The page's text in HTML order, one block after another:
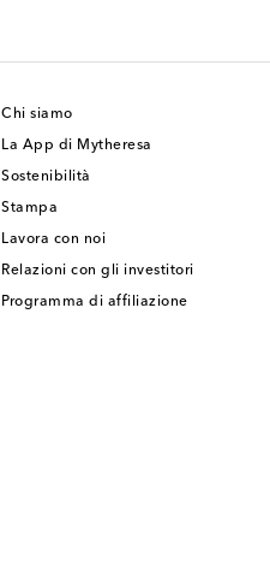
Chi siamo
La App di Mytheresa
Sostenibilità
Stampa
Lavora con noi
Relazioni con gli investitori
Programma di affiliazione